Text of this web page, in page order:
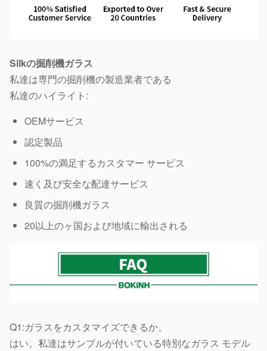
Silkの掘削機ガラス
私達は専門の掘削機の製造業者である
私達のハイライト:
OEMサービス
認定製品
100%の満足するカスタマー サービス
速く及び安全な配達サービス
良質の掘削機ガラス
20以上のヶ国および地域に輸出される
Q1:ガラスをカスタマイズできるか。
はい。私達はサンプルが付いている特別なガラス モデル